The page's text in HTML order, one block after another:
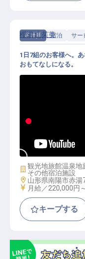
正社員 宿泊 サー
休105日／月給
櫻湯 山茱萸
1日7組のお客様へ。
おもてなしになる。
施設業態
観光地旅館温泉地
その他宿泊施設
勤務地
山形県南陽市赤湯
給与
月給／220,000円～
キープする